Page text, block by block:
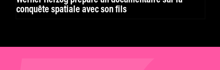
conquête spatiale avec son fils